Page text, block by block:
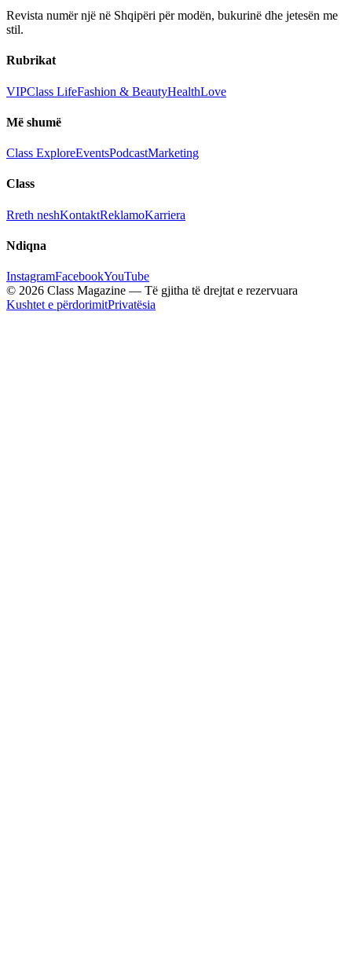
Revista numër një në Shqipëri për modën, bukurinë dhe jetesën me
stil.
Rubrikat
VIPClass LifeFashion & BeautyHealthLove
Më shumë
Class ExploreEventsPodcastMarketing
Class
Rreth neshKontaktReklamoKarriera
Ndiqna
InstagramFacebookYouTube
© 2026 Class Magazine — Të gjitha të drejtat e rezervuara
Kushtet e përdorimitPrivatësia